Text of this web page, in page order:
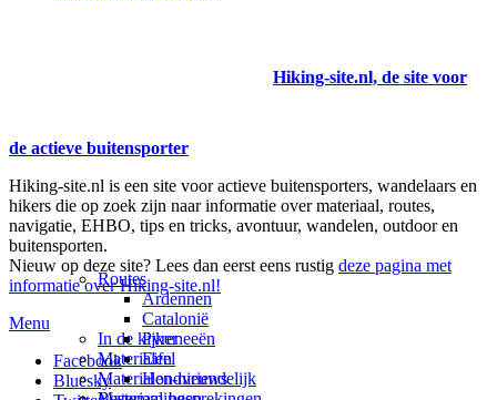
Hiking-site.nl, de site voor
de actieve buitensporter
Hiking-site.nl is een site voor actieve buitensporters, wandelaars en
hikers die op zoek zijn naar informatie over materiaal, routes,
navigatie, EHBO, tips en tricks, avontuur, wandelen, outdoor en
buitensporten.
Nieuw op deze site? Lees dan eerst eens rustig deze pagina met
informatie over Hiking-site.nl!
Menu
Facebook
Bluesky
In de kijker
Materialen
Materialen-nieuws
Routes
Ardennen
Catalonië
Pyreneeën
Eifel
Hondvriendelijk